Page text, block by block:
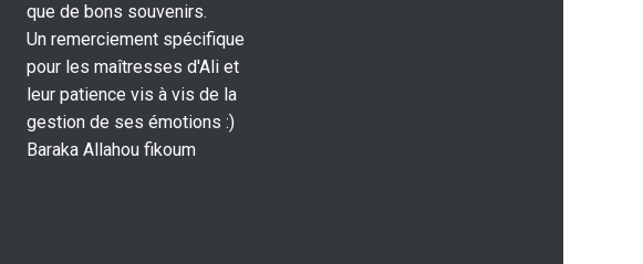
que de bons souvenirs.
Un remerciement spécifique
pour les maîtresses d'Ali et
leur patience vis à vis de la
gestion de ses émotions :)
Baraka Allahou fikoum